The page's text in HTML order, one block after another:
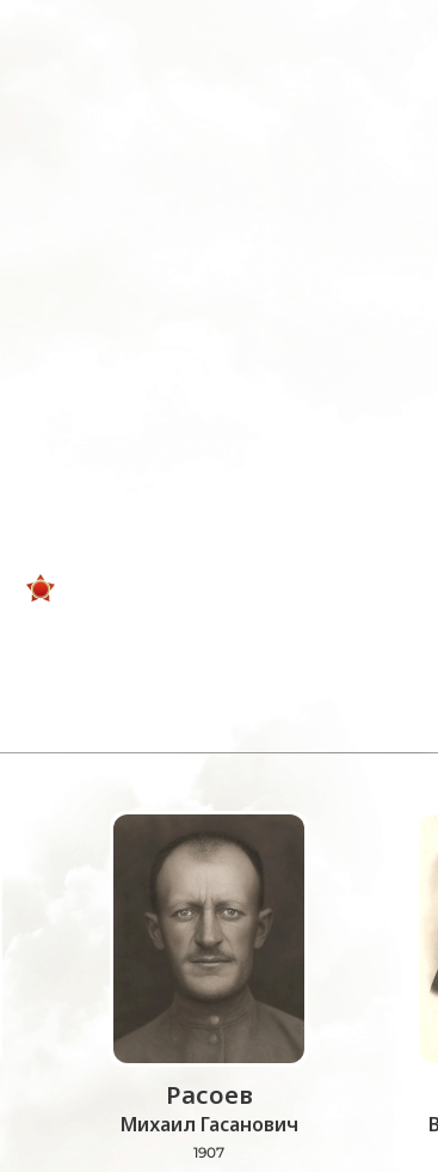
Расоев
Михаил Гасанович
1907